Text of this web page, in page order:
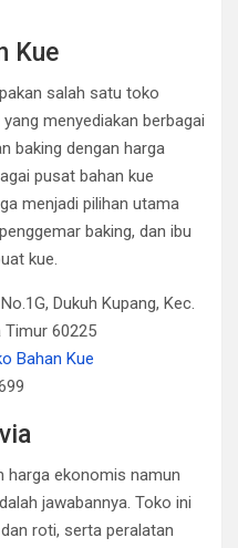
Kue
salah satu toko
menyediakan berbagai
baking dengan harga
pusat bahan kue
menjadi pilihan utama
baking, dan ibu
kue.
Dukuh Kupang, Kec.
Timur 60225
Bahan Kue
harga ekonomis namun
jawabannya. Toko ini
roti, serta peralatan